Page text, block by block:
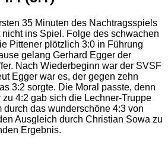
35 Minuten des Nachtragsspiels
ins Spiel. Folge des schwachen
Pittener plötzlich 3:0 in Führung
gelang Gerhard Egger der
Nach Wiederbeginn war der SVSF
Egger war es, der gegen zehn
3:2 sorgte. Die Moral passte, denn
4:2 gab sich die Lechner-Truppe
durch das wunderschöne 4:3 von
Ausgleich durch Christian Sowa zu
Ergebnis.